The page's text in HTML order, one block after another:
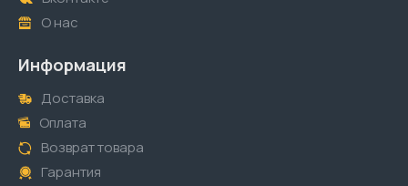
О нас
Информация
Доставка
Оплата
Возврат товара
Гарантия